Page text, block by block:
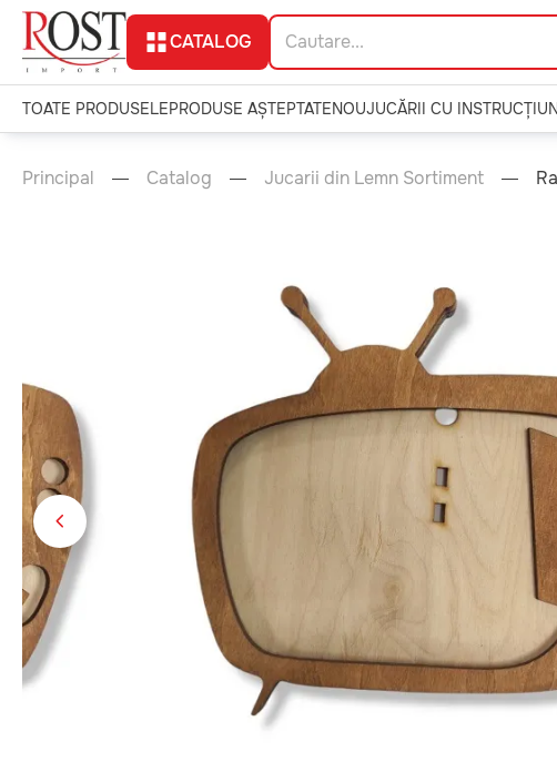
CATALOG
TOATE PRODUSELEPRODUSE AȘTEPTATENOUJUCĂRII CU
Principal Catalog Jucarii din Lemn Sortiment